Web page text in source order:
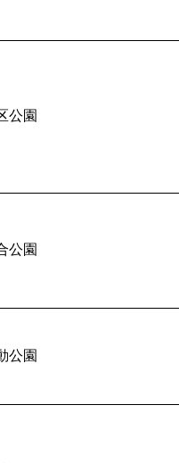
公園
公園
公園